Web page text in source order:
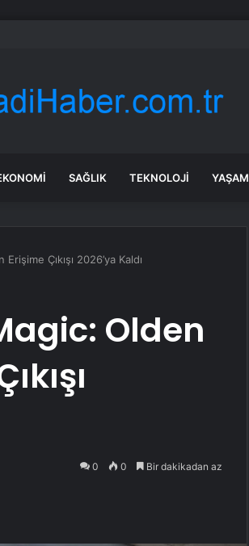
Herkes bu 3 ülkeye gidiyor
SAĞLIK TEKNOLOJI YAŞAM
Çıkışı 2026’ya Kaldı
Olden
0 0 Bir dakikadan az